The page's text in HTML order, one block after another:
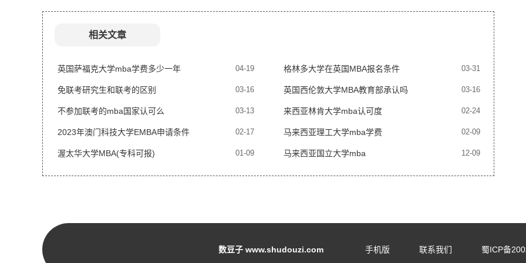
相关文章
英国萨福克大学mba学费多少一年 04-19 格林多大学在英国MBA报名条件 03-31
免联考研究生和联考的区别 03-16 英国西伦敦大学MBA教育部承认吗 03-16
不参加联考的mba国家认可么 03-13 来西亚林肯大学mba认可度 02-24
2023年澳门科技大学EMBA申请条件 02-17 马来西亚理工大学mba学费 02-09
渥太华大学MBA(专科可报) 01-09 马来西亚国立大学mba 12-09
数豆子 www.shudouzi.com 手机版 联系我们 蜀ICP备